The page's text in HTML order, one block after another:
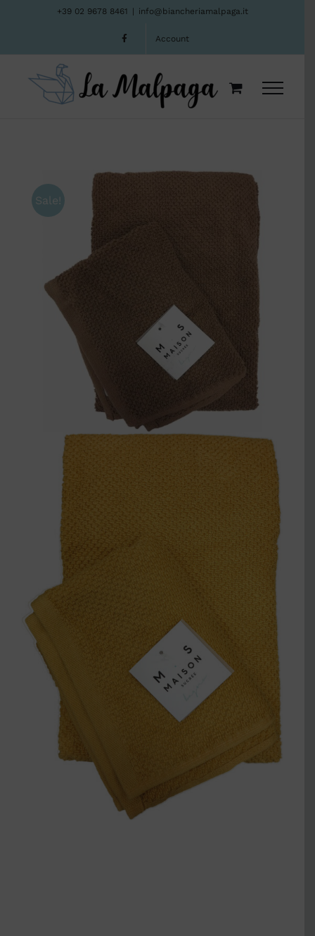
+39 02 9678 8461 info@biancheriamalpaga.it
Account
Sale!